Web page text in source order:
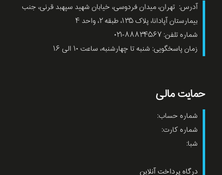
آدرس: تهران، میدان فردوسی، خیابان شهید سپهبد قرنی، جنب
بیمارستان آپادانا، پلاک ۱۳۵، طبقه ۲، واحد ۴
شماره تلفن: ۸۸۸۳۴۵۶۷-۰۲۱
زمان پاسخگویی: شنبه تا چهارشنبه، ساعت ۱۰ الی ۱۶
حمایت مالی
شماره حساب:
شماره کارت:
شبا:
درگاه پرداخت آنلاین